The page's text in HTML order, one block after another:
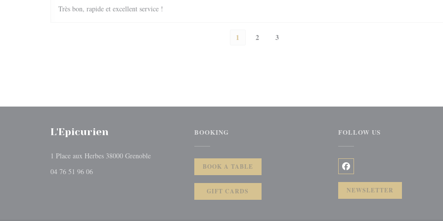
Très bon, rapide et excellent service !
1 2 3
L'Epicurien
1 Place aux Herbes 38000 Grenoble((opens in a new window))
04 76 51 96 06
BOOKING
BOOK A TABLE
GIFT CARDS
FOLLOW US
Facebook ((opens in a new
NEWSLETTER